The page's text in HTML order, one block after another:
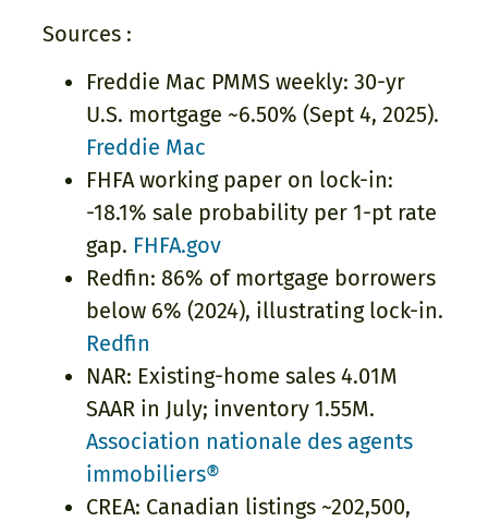
Sources :
Freddie Mac PMMS weekly: 30-yr
U.S. mortgage ~6.50% (Sept 4, 2025).
Freddie Mac
FHFA working paper on lock-in:
-18.1% sale probability per 1-pt rate
gap. FHFA.gov
Redfin: 86% of mortgage borrowers
below 6% (2024), illustrating lock-in.
Redfin
NAR: Existing-home sales 4.01M
SAAR in July; inventory 1.55M.
Association nationale des agents
immobiliers®
CREA: Canadian listings ~202,500,